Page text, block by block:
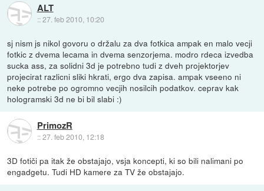
ALT
::27. feb 2010, 10:20
sj nism js nikol govoru o držalu za dva fotkica ampak en malo vecji
fotkic z dvema lecama in dvema senzorjema. modro rdeca izvedba
sucka ass, za solidni 3d je potrebno tudi z dveh projektorjev
projecirat razlicni sliki hkrati, ergo dva zapisa. ampak vseeno ni
neke potrebe po ogromno vecjih nosilcih podatkov. ceprav kak
hologramski 3d ne bi bil slabi :)
PrimozR
::27. feb 2010, 12:18
3D fotiči pa itak že obstajajo, vsja koncepti, ki so bili nalimani po
engadgetu. Tudi HD kamere za TV že obstajajo.